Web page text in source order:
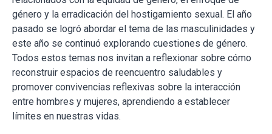
género y la erradicación del hostigamiento sexual. El año
pasado se logró abordar el tema de las masculinidades y
este año se continuó explorando cuestiones de género.
Todos estos temas nos invitan a reflexionar sobre cómo
reconstruir espacios de reencuentro saludables y
promover convivencias reflexivas sobre la interacción
entre hombres y mujeres, aprendiendo a establecer
límites en nuestras vidas.